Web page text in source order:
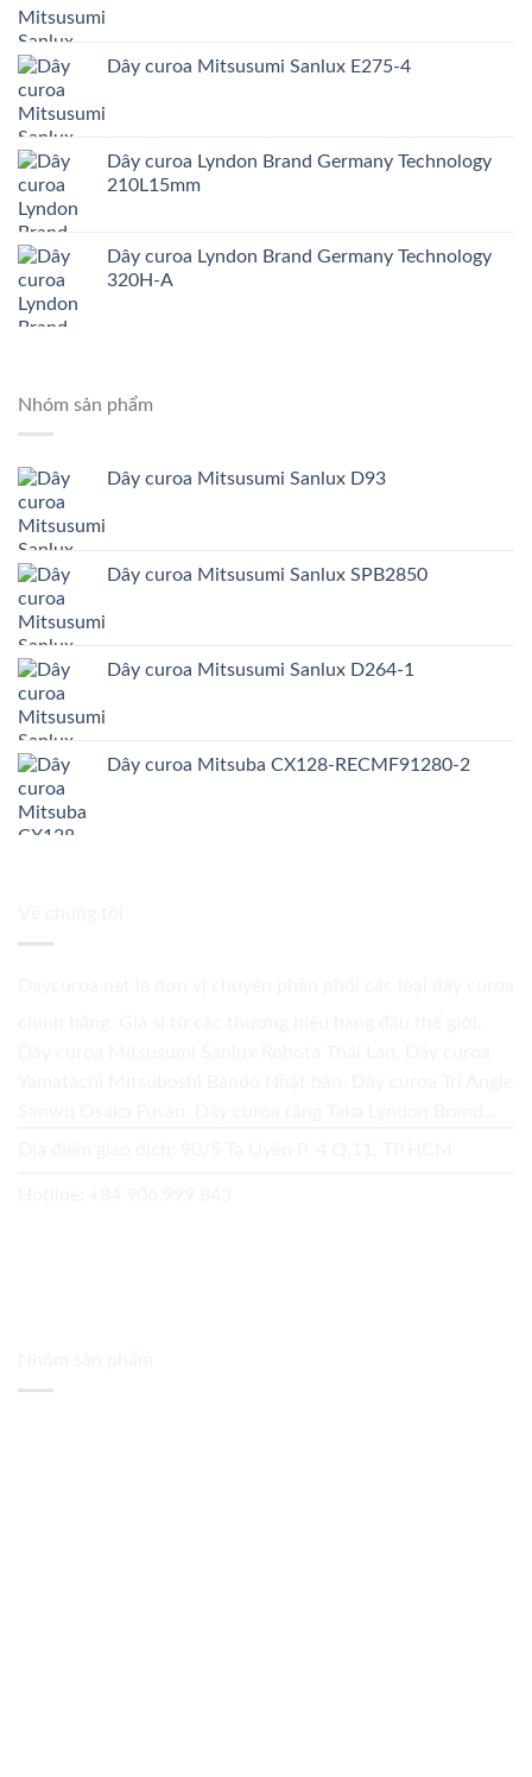
Dây curoa Mitsusumi Sanlux E275-4
Dây curoa Lyndon Brand Germany Technology
210L15mm
Dây curoa Lyndon Brand Germany Technology
320H-A
Nhóm sản phẩm
Dây curoa Mitsusumi Sanlux D93
Dây curoa Mitsusumi Sanlux SPB2850
Dây curoa Mitsusumi Sanlux D264-1
Dây curoa Mitsuba CX128-RECMF91280-2